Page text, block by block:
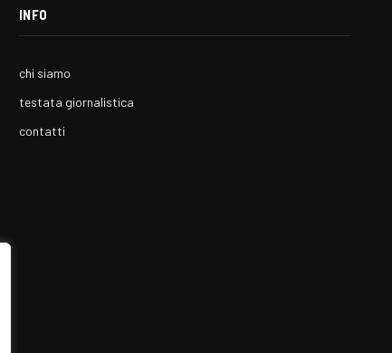
INFO
chi siamo
testata giornalistica
contatti